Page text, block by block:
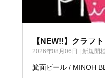
【NEW!!】クラフ
2026年08月06日 新規開
箕面ビール / MINOH